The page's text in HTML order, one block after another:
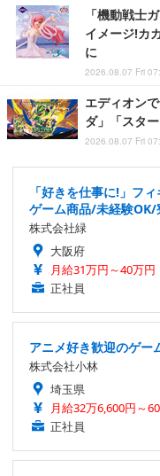
「機動戦士
イメージ!カ
に
2026.08.07 Fri
エディオン
ダ」「スタ
2026.08.07 Fri
「好きを仕事に!」フ
ゲーム商品/未経験
株式会社緑
大阪府
月給31万円～40万円
正社員
アニメ好き歓迎のゲ
株式会社小林
埼玉県
月給32万6,600円～
正社員